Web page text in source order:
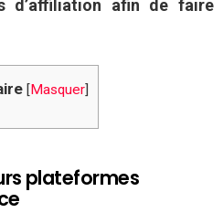
d’affiliation afin de faire
[Masquer]
plateformes